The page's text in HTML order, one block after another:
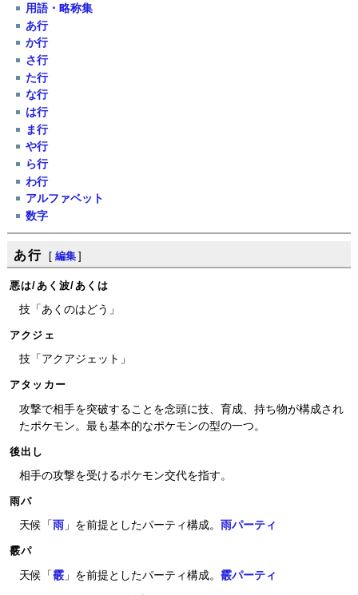
用語・略称集
あ行
か行
さ行
た行
な行
は行
ま行
や行
ら行
わ行
アルファベット
数字
あ行 [ 編集 ]
悪は/あく波/あくは
技「あくのはどう」
アクジェ
技「アクアジェット」
アタッカー
攻撃で相手を突破することを念頭に技、育成、持ち物が構成され
たポケモン。最も基本的なポケモンの型の一つ。
後出し
相手の攻撃を受けるポケモン交代を指す。
雨パ
天候「 雨 」を前提としたパーティ構成。 雨パーティ
霰パ
天候「霰」を前提としたパーティ構成。 霰パーティ